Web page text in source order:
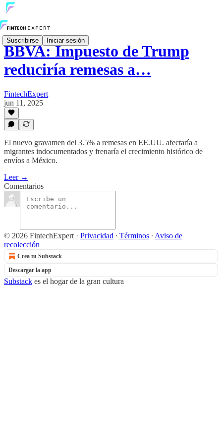
Suscribirse Iniciar sesión
BBVA: Impuesto de Trump
reduciría remesas a…
FintechExpert
jun 11, 2025
El nuevo gravamen del 3.5% a remesas en EE.UU. afectaría a
migrantes indocumentados y frenaría el crecimiento histórico de
envíos a México.
Leer →
Comentarios
© 2026 FintechExpert · Privacidad ∙ Términos ∙ Aviso de
recolección
Crea tu Substack
Descargar la app
Substack es el hogar de la gran cultura